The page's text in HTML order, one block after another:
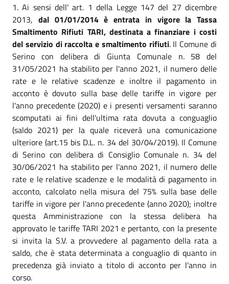
1. Ai sensi dell' art. 1 della Legge 147 del 27 dicembre
2013, dal 01/01/2014 è entrata in vigore la Tassa
Smaltimento Rifiuti TARI, destinata a finanziare i costi
del servizio di raccolta e smaltimento rifiuti. Il Comune di
Serino con delibera di Giunta Comunale n. 58 del
31/05/2021 ha stabilito per l'anno 2021, il numero delle
rate e le relative scadenze e inoltre il pagamento in
acconto è dovuto sulla base delle tariffe in vigore per
l'anno precedente (2020) e i presenti versamenti saranno
scomputati ai fini dell'ultima rata dovuta a conguaglio
(saldo 2021) per la quale riceverà una comunicazione
ulteriore (art.15 bis D.L. n. 34 del 30/04/2019). Il Comune
di Serino con delibera di Consiglio Comunale n. 34 del
30/06/2021 ha stabilito per l'anno 2021, il numero delle
rate e le relative scadenze e le modalità di pagamento in
acconto, calcolato nella misura del 75% sulla base delle
tariffe in vigore per l'anno precedente (anno 2020); inoltre
questa Amministrazione con la stessa delibera ha
approvato le tariffe TARI 2021 e pertanto, con la presente
si invita la S.V. a provvedere al pagamento della rata a
saldo, che è stata determinata a conguaglio di quanto in
precedenza già inviato a titolo di acconto per l'anno in
corso.